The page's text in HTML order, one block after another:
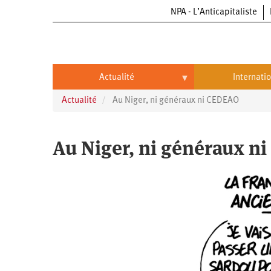
NPA - L’Anticapitaliste
Actualité
Actualité
Entreprises
International
Chine
États-
Unis
Continents
Continents
Afrique
Actualité Au Niger, ni généraux ni CEDEAO
Au Niger, ni généraux ni